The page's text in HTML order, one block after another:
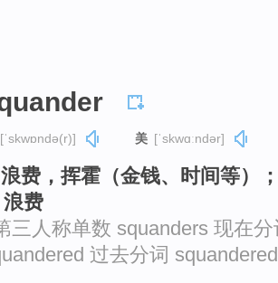
[ˈskwɒndə(r)] 美 [ˈskwɑːndər]
费，挥霍（金钱、时间等）
费
三人称单数 squanders 现在
过去分词